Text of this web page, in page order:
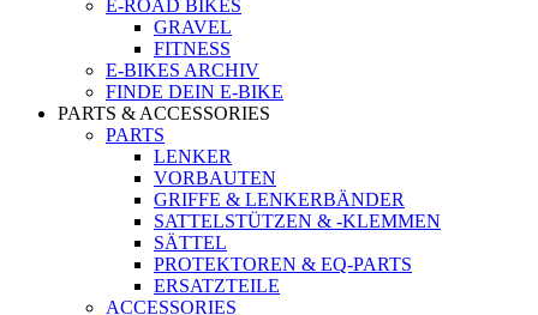
E-ROAD BIKES
GRAVEL
FITNESS
E-BIKES ARCHIV
FINDE DEIN E-BIKE
PARTS & ACCESSORIES
PARTS
LENKER
VORBAUTEN
GRIFFE & LENKERBÄNDER
SATTELSTÜTZEN & -KLEMMEN
SÄTTEL
PROTEKTOREN & EQ-PARTS
ERSATZTEILE
ACCESSORIES